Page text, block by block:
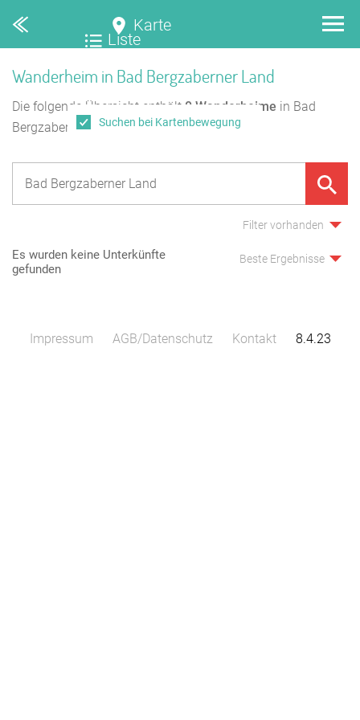
Karte
Liste
Wanderheim in Bad Bergzaberner Land
Die folgende Übersicht enthält 0 Wanderheime in Bad
Bergzaberner Land.
Filter vorhanden
Es wurden keine Unterkünfte
gefunden
Beste Ergebnisse
Suchen bei Kartenbewegung
Impressum AGB/Datenschutz Kontakt 8.4.23